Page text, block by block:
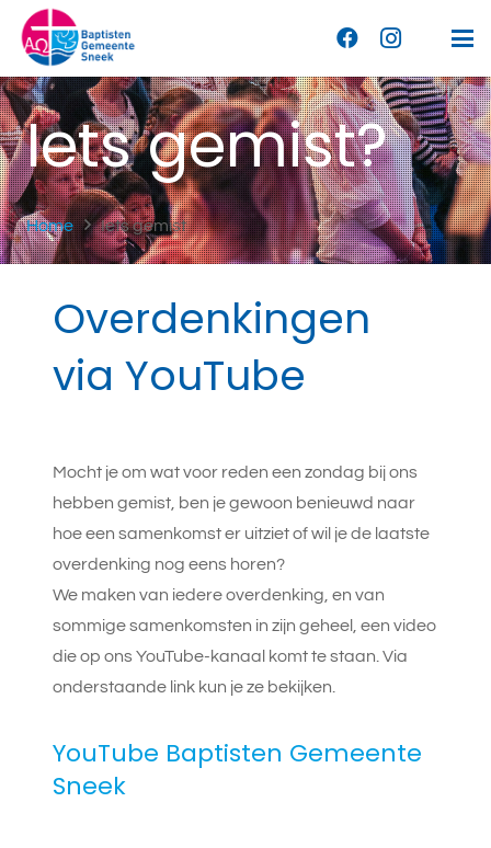
Iets gemist?
Home Iets gemist
Overdenkingen
via YouTube
Mocht je om wat voor reden een zondag bij ons
hebben gemist, ben je gewoon benieuwd naar
hoe een samenkomst er uitziet of wil je de laatste
overdenking nog eens horen?
We maken van iedere overdenking, en van
sommige samenkomsten in zijn geheel, een video
die op ons YouTube-kanaal komt te staan. Via
onderstaande link kun je ze bekijken.
YouTube Baptisten Gemeente
Sneek